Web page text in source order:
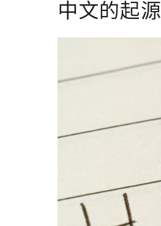
中文的起源